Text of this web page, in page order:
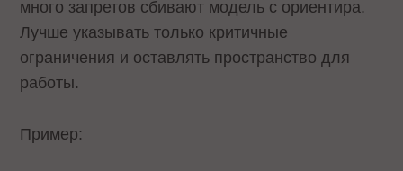
много запретов сбивают модель с ориентира.
Лучше указывать только критичные
ограничения и оставлять пространство для
работы.
Пример: